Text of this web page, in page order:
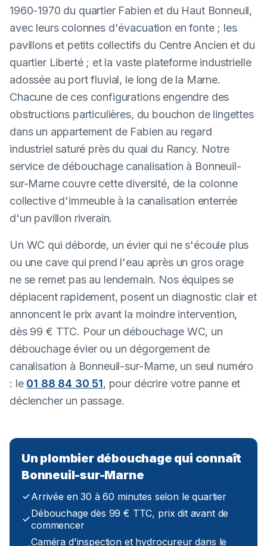
1960-1970 du quartier Fabien et du Haut Bonneuil,
avec leurs colonnes d'évacuation en fonte ; les
pavillons et petits collectifs du Centre Ancien et du
quartier Liberté ; et la vaste plateforme industrielle
adossée au port fluvial, le long de la Marne.
Chacune de ces configurations engendre des
obstructions particulières, du bouchon de lingettes
dans un appartement de Fabien au regard
industriel saturé près du quai du Rancy. Notre
service de débouchage canalisation à Bonneuil-
sur-Marne couvre cette diversité, de la colonne
collective d'immeuble à la canalisation enterrée
d'un pavillon riverain.
Un WC qui déborde, un évier qui ne s'écoule plus
ou une cave qui prend l'eau après un gros orage
ne se remet pas au lendemain. Nos équipes se
déplacent rapidement, posent un diagnostic clair et
annoncent le prix avant la moindre intervention,
dès 99 € TTC. Pour un débouchage WC, un
débouchage évier ou un dégorgement de
canalisation à Bonneuil-sur-Marne, un seul numéro
: le 01 88 84 30 51, pour décrire votre panne et
déclencher un passage.
Un plombier débouchage qui connaît
Bonneuil-sur-Marne
Arrivée en 30 à 60 minutes selon le quartier
Débouchage dès 99 € TTC, prix dit avant de
commencer
Caméra d'inspection et hydrocureur dans le